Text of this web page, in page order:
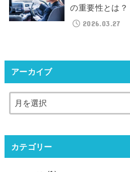
の重要性とは？
2026.03.27
アーカイブ
カテゴリー